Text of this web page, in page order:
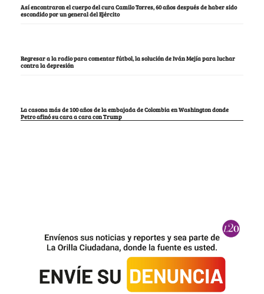
Así encontraron el cuerpo del cura Camilo Torres, 60 años después de haber sido
escondido por un general del Ejército
Regresar a la radio para comentar fútbol, la solución de Iván Mejía para luchar
contra la depresión
La casona más de 100 años de la embajada de Colombia en Washington donde
Petro afinó su cara a cara con Trump